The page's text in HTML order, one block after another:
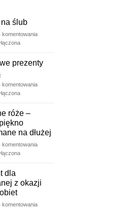
ślub
komentowaniaKwiaty
prezenty
komentowaniaKwiatowe
róże –
na dłużej
komentowaniaWieczne
piękno
zatrzymane
dłużej
dla
z okazji
komentowaniaPrezent